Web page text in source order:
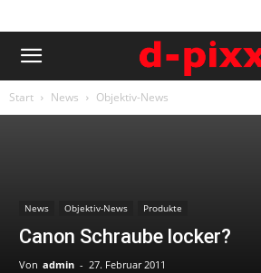
Start News Objektiv-News
News Objektiv-News Produkte
Canon Schraube locker?
Von admin - 27. Februar 2011